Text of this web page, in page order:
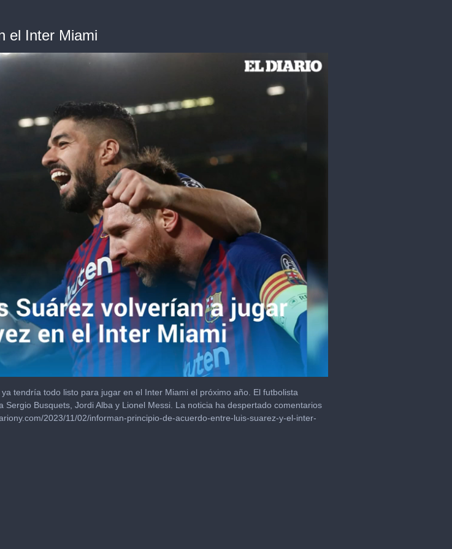
el Inter Miami
tendría todo listo para jugar en el Inter Miami el próximo año. El futbolista
Busquets, Jordi Alba y Lionel Messi. La noticia ha despertado comentarios
2023/11/02/informan-principio-de-acuerdo-entre-luis-suarez-y-el-inter-